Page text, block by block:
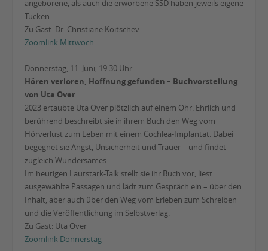
angeborene, als auch die erworbene SSD haben jeweils eigene
Tücken.
Zu Gast: Dr. Christiane Koitschev
Zoomlink Mittwoch
Donnerstag, 11. Juni, 19:30 Uhr
Hören verloren, Hoffnung gefunden – Buchvorstellung
von Uta Over
2023 ertaubte Uta Over plötzlich auf einem Ohr. Ehrlich und
berührend beschreibt sie in ihrem Buch den Weg vom
Hörverlust zum Leben mit einem Cochlea-Implantat. Dabei
begegnet sie Angst, Unsicherheit und Trauer – und findet
zugleich Wundersames.
Im heutigen Lautstark-Talk stellt sie ihr Buch vor, liest
ausgewählte Passagen und lädt zum Gespräch ein – über den
Inhalt, aber auch über den Weg vom Erleben zum Schreiben
und die Veröffentlichung im Selbstverlag.
Zu Gast: Uta Over
Zoomlink Donnerstag